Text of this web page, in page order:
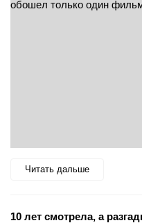
Читать дальше
10 лет смотрела, а